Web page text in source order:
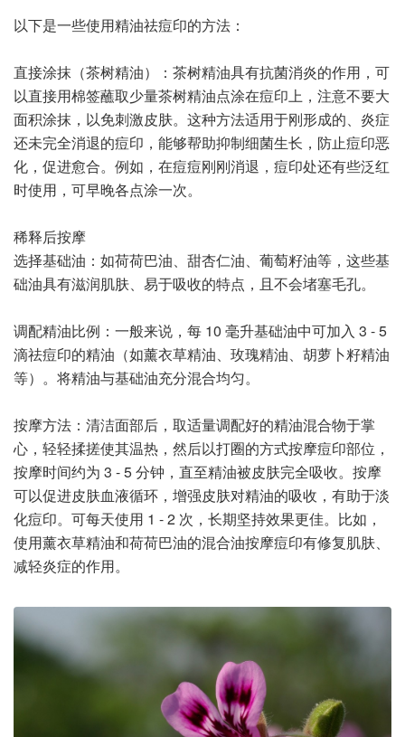
以下是一些使用精油祛痘印的方法：
直接涂抹（茶树精油）：茶树精油具有抗菌消炎的作用，可
以直接用棉签蘸取少量茶树精油点涂在痘印上，注意不要大
面积涂抹，以免刺激皮肤。这种方法适用于刚形成的、炎症
还未完全消退的痘印，能够帮助抑制细菌生长，防止痘印恶
化，促进愈合。例如，在痘痘刚刚消退，痘印处还有些泛红
时使用，可早晚各点涂一次。
稀释后按摩
选择基础油：如荷荷巴油、甜杏仁油、葡萄籽油等，这些基
础油具有滋润肌肤、易于吸收的特点，且不会堵塞毛孔。
调配精油比例：一般来说，每 10 毫升基础油中可加入 3 - 5
滴祛痘印的精油（如薰衣草精油、玫瑰精油、胡萝卜籽精油
等）。将精油与基础油充分混合均匀。
按摩方法：清洁面部后，取适量调配好的精油混合物于掌
心，轻轻揉搓使其温热，然后以打圈的方式按摩痘印部位，
按摩时间约为 3 - 5 分钟，直至精油被皮肤完全吸收。按摩
可以促进皮肤血液循环，增强皮肤对精油的吸收，有助于淡
化痘印。可每天使用 1 - 2 次，长期坚持效果更佳。比如，
使用薰衣草精油和荷荷巴油的混合油按摩痘印有修复肌肤、
减轻炎症的作用。